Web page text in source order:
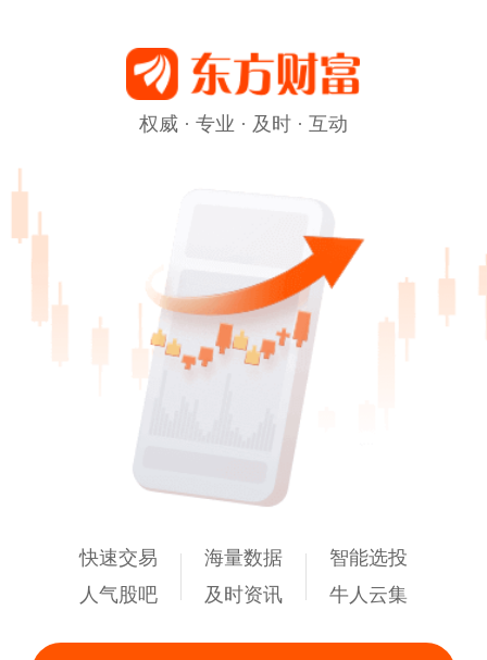
权威 · 专业 · 及时 · 互动
快速交易
人气股吧
海量数据
及时资讯
智能选投
牛人云集